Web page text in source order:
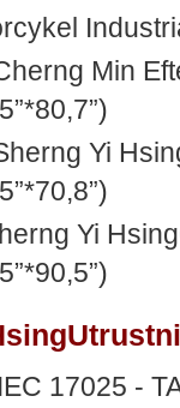
Min
Yi
Yi
17025 -